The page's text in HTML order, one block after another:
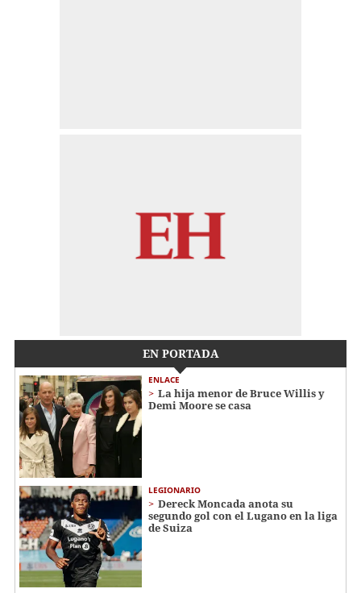
EN PORTADA
ENLACE
La hija menor de Bruce Willis y
Demi Moore se casa
LEGIONARIO
Dereck Moncada anota su
segundo gol con el Lugano en la liga
de Suiza